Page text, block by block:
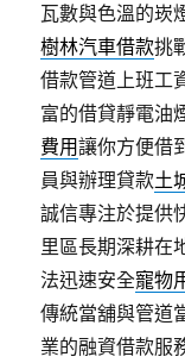
瓦數與色溫的崁
樹林汽車借款挑
借款管道上班工
富的借貸靜電油
費用讓你方便借
員與辦理貸款土
誠信專注於提供
里區長期深耕在
法迅速安全寵物
傳統當舖與管道
業的融資借款服